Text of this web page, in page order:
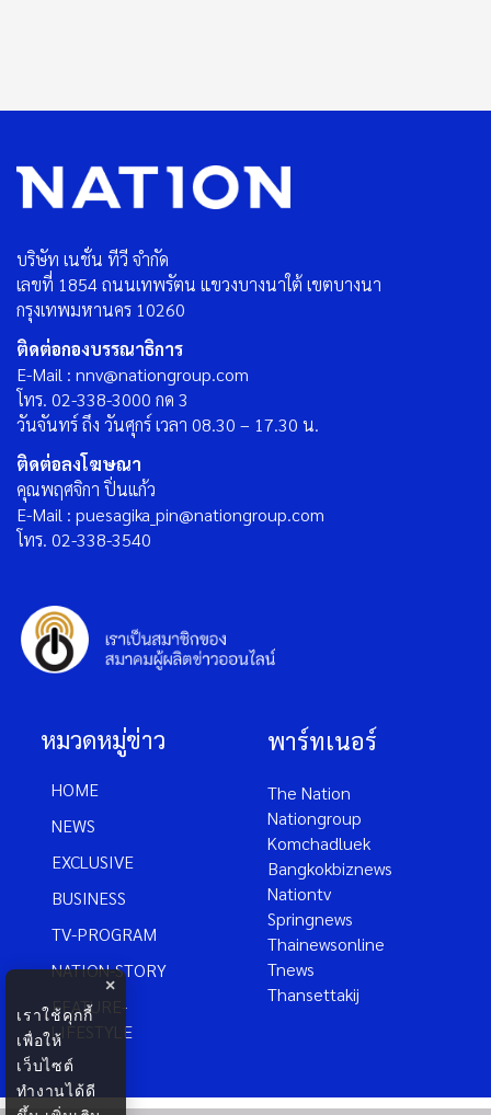
บริษัท เนชั่น ทีวี จำกัด
เลขที่ 1854 ถนนเทพรัตน แขวงบางนาใต้ เขตบางนา
กรุงเทพมหานคร 10260
ติดต่อกองบรรณาธิการ
E-Mail : nnv@nationgroup.com
โทร. 02-338-3000 กด 3
วันจันทร์ ถึง วันศุกร์ เวลา 08.30 – 17.30 น.
ติดต่อลงโฆษณา
คุณพฤศจิกา ปิ่นแก้ว
E-Mail : puesagika_pin@nationgroup.com
โทร. 02-338-3540
หมวดหมู่ข่าว
HOME
NEWS
EXCLUSIVE
BUSINESS
TV-PROGRAM
NATION-STORY
FEATURE-
LIFESTYLE
พาร์ทเนอร์
The Nation
Nationgroup
Komchadluek
Bangkokbiznews
Nationtv
Springnews
Thainewsonline
Tnews
Thansettakij
×
เราใช้คุกกี้
เพื่อให้
เว็บไซต์
ทำงานได้ดี